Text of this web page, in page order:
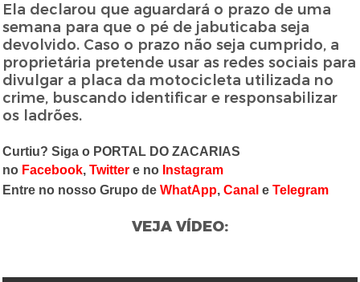
Ela declarou que aguardará o prazo de uma
semana para que o pé de jabuticaba seja
devolvido. Caso o prazo não seja cumprido, a
proprietária pretende usar as redes sociais para
divulgar a placa da motocicleta utilizada no
crime, buscando identificar e responsabilizar
os ladrões.
Curtiu? Siga o PORTAL DO ZACARIAS
no Facebook,Twitter e no Instagram
Entre no nosso Grupo deWhatApp,Canal eTelegram
VEJA VÍDEO: